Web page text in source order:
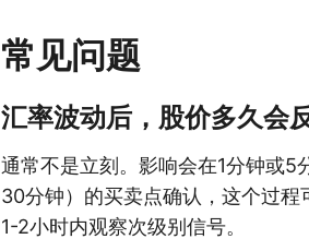
常见问题
汇率波动后，股价多久会
通常不是立刻。影响会在1分钟或5
30分钟）的买卖点确认，这个过
1-2小时内观察次级别信号。